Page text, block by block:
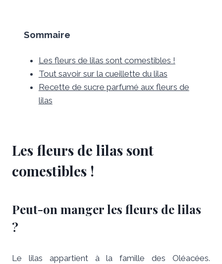
Sommaire
Les fleurs de lilas sont comestibles !
Tout savoir sur la cueillette du lilas
Recette de sucre parfumé aux fleurs de
lilas
Les fleurs de lilas sont
comestibles !
Peut-on manger les fleurs de lilas
?
Le lilas appartient à la famille des Oléacées.